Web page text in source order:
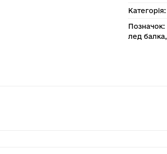
Категорія:
Позначок:
лед балка,